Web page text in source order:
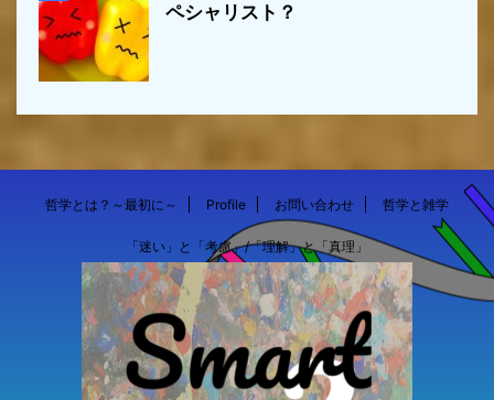
ペシャリスト？
哲学とは？～最初に～ Profile お問い合わせ 哲学と雑学
「迷い」と「考慮」/「理解」と「真理」